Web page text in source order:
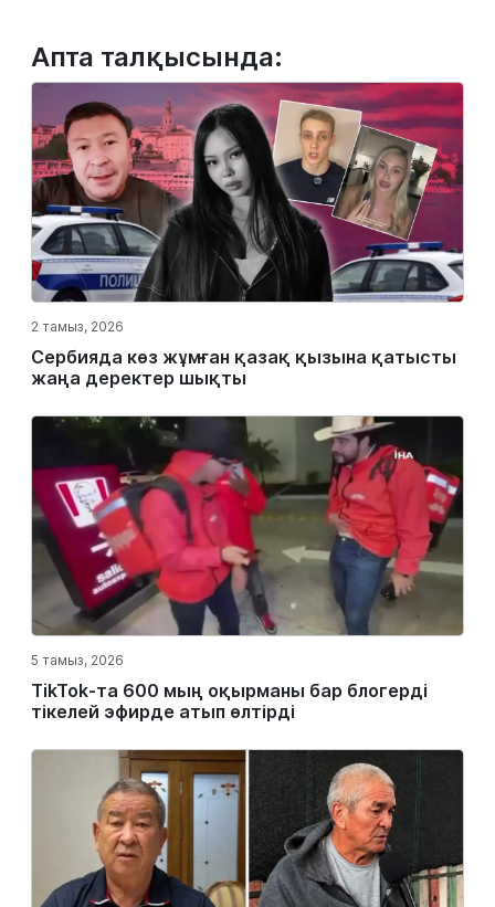
Апта талқысында:
2 тамыз, 2026
Сербияда көз жұмған қазақ қызына қатысты
жаңа деректер шықты
5 тамыз, 2026
TikTok-та 600 мың оқырманы бар блогерді
тікелей эфирде атып өлтірді